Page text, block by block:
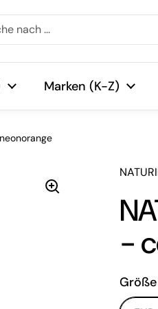
Marken (K-Z)
-
Größe